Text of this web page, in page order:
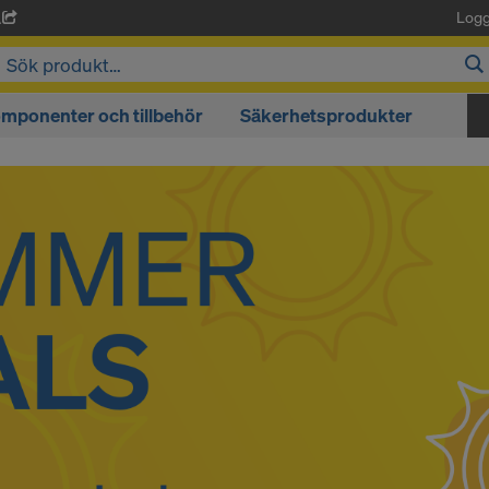
och tillbehör Säkerhetsprodukter